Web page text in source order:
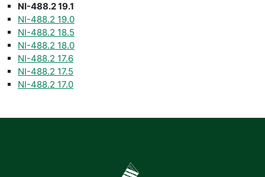
NI-488.2 19.1
NI-488.2 19.0
NI-488.2 18.5
NI-488.2 18.0
NI-488.2 17.6
NI-488.2 17.5
NI-488.2 17.0